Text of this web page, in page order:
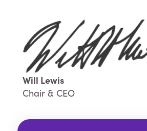
Will Lewis
Chair & CEO